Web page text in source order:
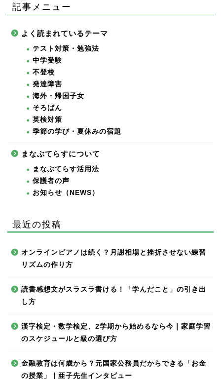
記事メニュー
よく読まれているテーマ
テスト対策・勉強法
中学受験
不登校
発達障害
海外・帰国子女
そろばん
英検対策
季節の学び・夏休みの宿題
まなぶてらすについて
まなぶてらす活用法
保護者の声
お知らせ（NEWS）
最近の投稿
オンラインピアノは続く？月謝相場と挫折させない練習
リズムの作り方
読書感想文がスラスラ書ける！「学んだこと」の引き出
し方
漢字検定・数学検定、2学期から始めるなら今｜家庭学習
のスケジュールと級の選び方
金融教育は何歳から？元国家公務員だからできる「お金
の授業」｜亜子先生インタビュー